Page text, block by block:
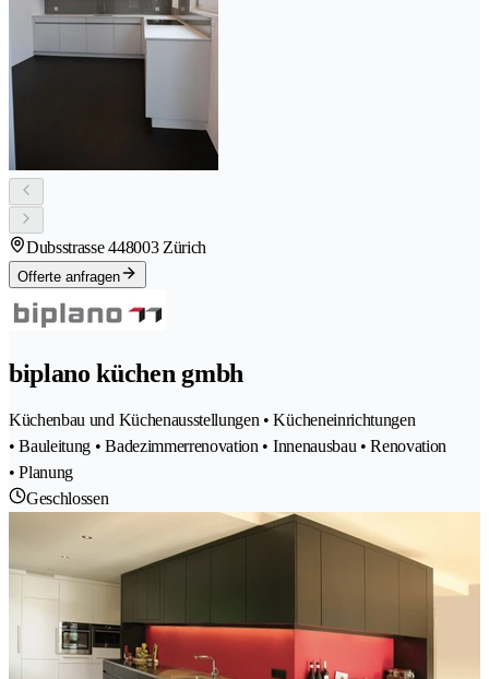
Dubsstrasse 448003 Zürich
Offerte anfragen
biplano küchen gmbh
Küchenbau und Küchenausstellungen • Kücheneinrichtungen
• Bauleitung • Badezimmerrenovation • Innenausbau • Renovation
• Planung
Geschlossen